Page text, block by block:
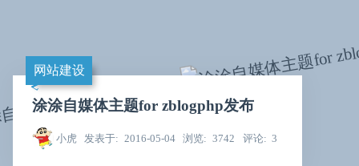
网站建设
涂涂自媒体主题for zblogphp发布
小虎 发表于 2016-05-04 浏览 3742 评论 3